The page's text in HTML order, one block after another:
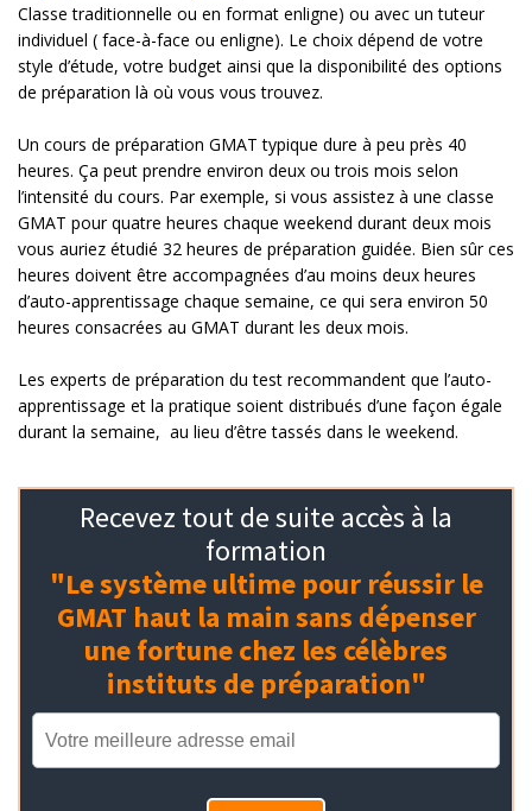
Classe traditionnelle ou en format enligne) ou avec un tuteur
individuel ( face-à-face ou enligne). Le choix dépend de votre
style d’étude, votre budget ainsi que la disponibilité des options
de préparation là où vous vous trouvez.
Un cours de préparation GMAT typique dure à peu près 40
heures. Ça peut prendre environ deux ou trois mois selon
l’intensité du cours. Par exemple, si vous assistez à une classe
GMAT pour quatre heures chaque weekend durant deux mois
vous auriez étudié 32 heures de préparation guidée. Bien sûr ces
heures doivent être accompagnées d’au moins deux heures
d’auto-apprentissage chaque semaine, ce qui sera environ 50
heures consacrées au GMAT durant les deux mois.
Les experts de préparation du test recommandent que l’auto-
apprentissage et la pratique soient distribués d’une façon égale
durant la semaine, au lieu d’être tassés dans le weekend.